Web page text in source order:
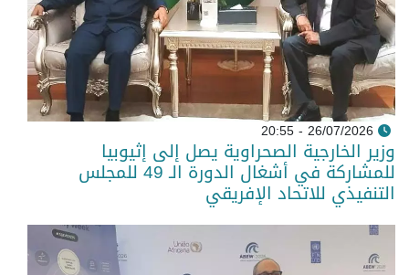
26/07/2026 - 20:55
وزير الخارجية الصحراوية يصل إلى إثيوبيا
للمشاركة في أشغال الدورة الـ 49 للمجلس
التنفيذي للاتحاد الإفريقي